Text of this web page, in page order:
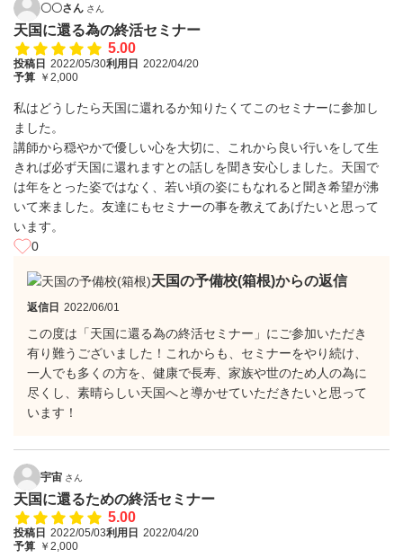
〇〇さん さん
天国に還る為の終活セミナー
5.00
投稿日 2022/05/30利用日 2022/04/20
予算 ￥2,000
私はどうしたら天国に還れるか知りたくてこのセミナーに参加し
ました。
講師から穏やかで優しい心を大切に、これから良い行いをして生
きれば必ず天国に還れますとの話しを聞き安心しました。天国で
は年をとった姿ではなく、若い頃の姿にもなれると聞き希望が沸
いて来ました。友達にもセミナーの事を教えてあげたいと思って
います。
0
天国の予備校(箱根)からの返信
返信日 2022/06/01
この度は「天国に還る為の終活セミナー」にご参加いただき
有り難うございました！これからも、セミナーをやり続け、
一人でも多くの方を、健康で長寿、家族や世のため人の為に
尽くし、素晴らしい天国へと導かせていただきたいと思って
います！
宇宙 さん
天国に還るための終活セミナー
5.00
投稿日 2022/05/03利用日 2022/04/20
予算 ￥2,000